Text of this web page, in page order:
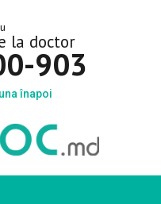
la doctor
903
înapoi